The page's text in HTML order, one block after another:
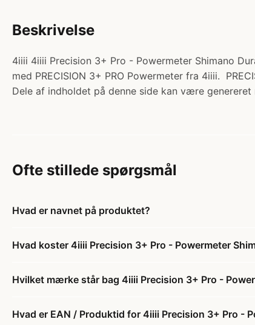
Beskrivelse
4iiii 4iiii Precision 3+ Pro - Powermeter Shimano
med PRECISION 3+ PRO Powermeter fra 4iiii.
Dele af indholdet på denne side kan være
Ofte stillede spørgsmål
Hvad er navnet på produktet?
Hvad koster 4iiii Precision 3+ Pro - Powermeter
Hvilket mærke står bag 4iiii Precision 3+ Pro -
Hvad er EAN / Produktid for 4iiii Precision 3+ Pro -